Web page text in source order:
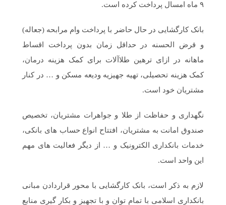
۹ ماه امسال پرداخت کرده است.
بانک کارگشایی در حال حاضر با پرداخت وام مرابحه (جعاله)
و قرض الحسنه در حداقل زمان بدون پرداخت اقساط
ماهانه در ازای ترهین طلاآلات برای کمک هزینه درمان،
کمک هزینه تحصیلی، تهیه جهیزیه ودیعه مسکن و … در کنار
مشتریان خود است.
نگهداری و حفاظت از طلا و جواهرات مشتریان، تخصیص
صندوق امانت به مشتریان، افتتاح انواع حساب های بانکی،
خدمات بانکداری الکترونیک و … از دیگر فعالیت های مهم
این واحد است.
لازم به ذکر است، بانک کارگشایی با محور قراردادن مبانی
بانکداری اسلامی با تمام توان و با تجهیز و بکار گیری منابع